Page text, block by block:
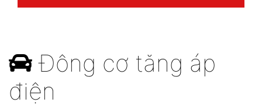
Đông cơ tăng áp
điện